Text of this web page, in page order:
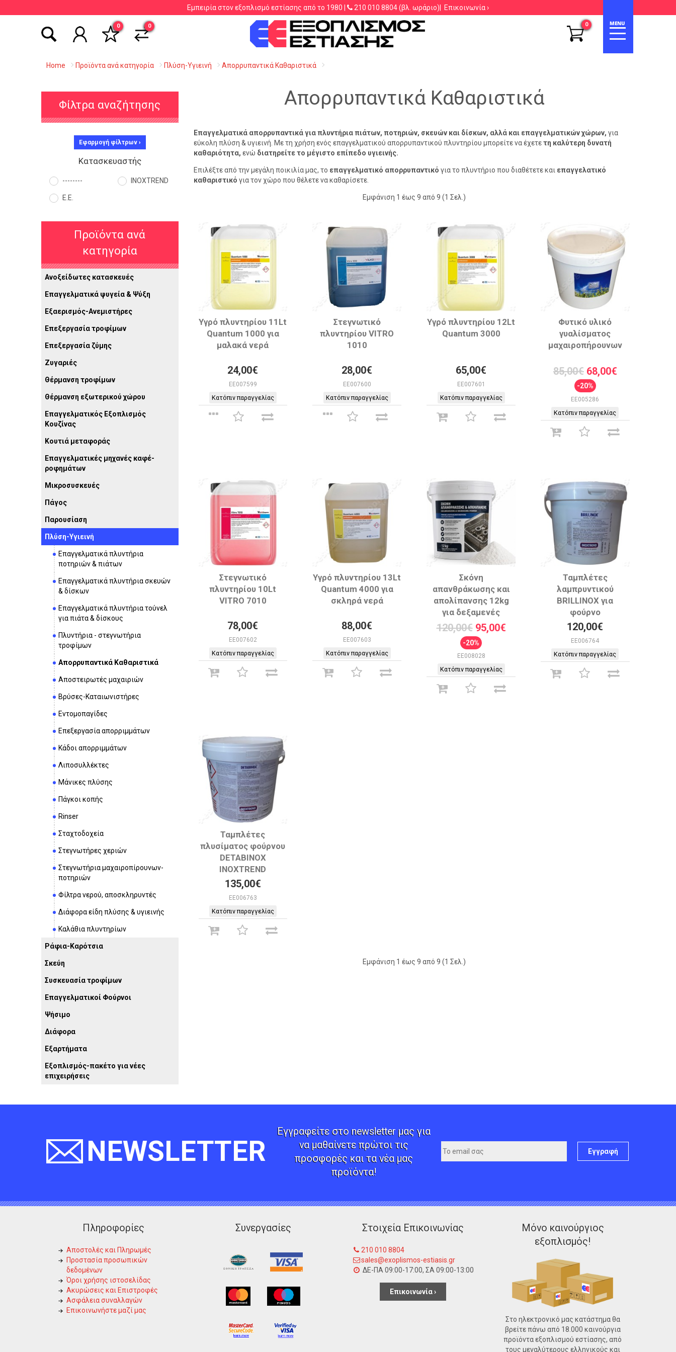
Αναζήτηση βάσει είδους, εταιρείας, κωδικού κ.λ.π.
Εμπειρία στον εξοπλισμό εστίασης από το 1980 | 210 010 8804(βλ. ωράριο)| Επικοινωνία ›
0 0 0
Home Προϊόντα ανά κατηγορία Πλύση-Υγιεινή Απορρυπαντικά Καθαριστικά
Φίλτρα αναζήτησης
Εφαρμογή φίλτρων ›
Κατασκευαστής
-------- INOXTREND
Ε.Ε.
Προϊόντα ανά
κατηγορία
Ανοξείδωτες κατασκευές
Επαγγελματικά ψυγεία & Ψύξη
Εξαερισμός-Ανεμιστήρες
Επεξεργασία τροφίμων
Επεξεργασία ζύμης
Ζυγαριές
Θέρμανση τροφίμων
Θέρμανση εξωτερικού χώρου
Επαγγελματικός Εξοπλισμός
Κουζίνας
Κουτιά μεταφοράς
Επαγγελματικές μηχανές καφέ-
ροφημάτων
Μικροσυσκευές
Πάγος
Παρουσίαση
Πλύση-Υγιεινή
Επαγγελματικά πλυντήρια
ποτηριών & πιάτων
Επαγγελματικά πλυντήρια σκευών
& δίσκων
Επαγγελματικά πλυντήρια τούνελ
για πιάτα & δίσκους
Πλυντήρια - στεγνωτήρια
τροφίμων
Απορρυπαντικά Καθαριστικά
Αποστειρωτές μαχαιριών
Βρύσες-Καταιωνιστήρες
Εντομοπαγίδες
Επεξεργασία απορριμμάτων
Κάδοι απορριμμάτων
Λιποσυλλέκτες
Μάνικες πλύσης
Πάγκοι κοπής
Rinser
Σταχτοδοχεία
Στεγνωτήρες χεριών
Στεγνωτήρια μαχαιροπίρουνων-
ποτηριών
Φίλτρα νερού, αποσκληρυντές
Διάφορα είδη πλύσης & υγιεινής
Καλάθια πλυντηρίων
Ράφια-Καρότσια
Σκεύη
Συσκευασία τροφίμων
Επαγγελματικοί Φούρνοι
Ψήσιμο
Διάφορα
Εξαρτήματα
Εξοπλισμός-πακέτο για νέες
επιχειρήσεις
Απορρυπαντικά Καθαριστικά
Επαγγελματικά απορρυπαντικά για πλυντήρια πιάτων, ποτηριών, σκευών και δίσκων, αλλά και επαγγελματικών χώρων, για
εύκολη πλύση & υγιεινή. Με τη χρήση ενός επαγγελματικού απορρυπαντικού πλυντηρίου μπορείτε να έχετετη καλύτερη δυνατή
καθαριότητα, ενώ διατηρείτε το μέγιστο επίπεδο υγιεινής.
Επιλέξτε από την μεγάλη ποικιλία μας, το επαγγελματικό απορρυπαντικό για το πλυντήριο που διαθέτετε και επαγγελατικό
καθαριστικό για τον χώρο που θέλετε να καθαρίσετε.
Εμφάνιση 1 έως 9 από 9 (1 Σελ.)
Υγρό πλυντηρίου 11Lt
Quantum 1000 για
μαλακά νερά
24,00€
EE007599
Κατόπιν παραγγελίας
Στεγνωτικό
πλυντηρίου VITRO
1010
28,00€
EE007600
Κατόπιν παραγγελίας
Υγρό πλυντηρίου 12Lt
Quantum 3000
65,00€
EE007601
Κατόπιν παραγγελίας
Φυτικό υλικό
γυαλίσματος
μαχαιροπήρουνων
85,00€ 68,00€
-20%
EE005286
Κατόπιν παραγγελίας
Στεγνωτικό
πλυντηρίου 10Lt
VITRO 7010
78,00€
EE007602
Κατόπιν παραγγελίας
Υγρό πλυντηρίου 13Lt
Quantum 4000 για
σκληρά νερά
88,00€
EE007603
Κατόπιν παραγγελίας
Σκόνη
απανθράκωσης και
απολίπανσης 12kg
για δεξαμενές
120,00€ 95,00€
-20%
EE008028
Κατόπιν παραγγελίας
Ταμπλέτες
λαμπρυντικού
BRILLINOX για
φούρνο
120,00€
EE006764
Κατόπιν παραγγελίας
Ταμπλέτες
πλυσίματος φούρνου
DETABINOX
INOXTREND
135,00€
EE006763
Κατόπιν παραγγελίας
Εμφάνιση 1 έως 9 από 9 (1 Σελ.)
NEWSLETTER
Εγγραφείτε στο newsletter μας για
να μαθαίνετε πρώτοι τις
προσφορές και τα νέα μας
προϊόντα!
Εγγραφή
Πληροφορίες
Αποστολές και Πληρωμές
Προστασία προσωπικών
δεδομένων
Όροι χρήσης ιστοσελίδας
Ακυρώσεις και Επιστροφές
Ασφάλεια συναλλαγών
Επικοινωνήστε μαζί μας
Συνεργασίες Στοιχεία Επικοινωνίας
210 010 8804
sales@exoplismos-estiasis.gr
ΔΕ-ΠΑ 09:00-17:00, ΣΑ 09:00-13:00
Επικοινωνία ›
Μόνο καινούργιος
εξοπλισμός!
Στο ηλεκτρονικό μας κατάστημα θα
βρείτε πάνω από 18.000 καινούργια
προϊόντα εξοπλισμού εστίασης, από
τους μεγαλύτερους ελληνικούς και